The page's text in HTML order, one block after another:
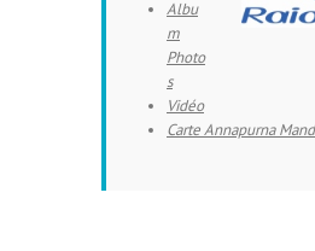
Albu
m
Photo
s
Vidéo
Carte Annapurna